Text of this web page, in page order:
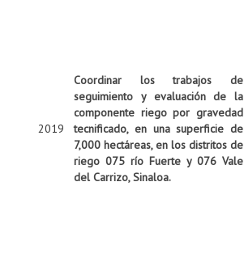
2019
Coordinar los trabajos de
seguimiento y evaluación de la
componente riego por gravedad
tecnificado, en una superficie de
7,000 hectáreas, en los distritos de
riego 075 río Fuerte y 076 Vale
del Carrizo, Sinaloa.